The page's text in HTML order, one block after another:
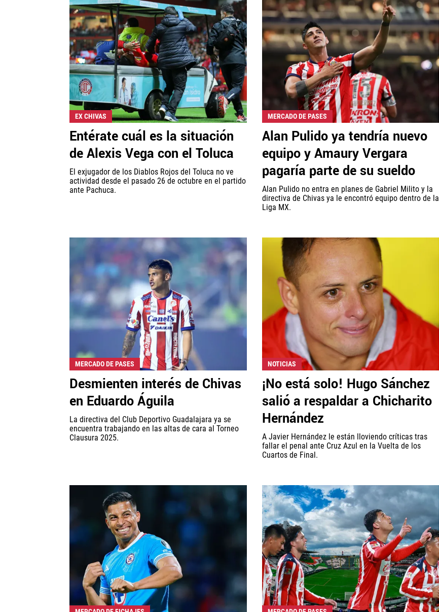
EX CHIVAS
Entérate cuál es la situación
de Alexis Vega con el Toluca
El exjugador de los Diablos Rojos del Toluca no ve
actividad desde el pasado 26 de octubre en el partido
ante Pachuca.
MERCADO DE PASES
Alan Pulido ya tendría nuevo
equipo y Amaury Vergara
pagaría parte de su sueldo
Alan Pulido no entra en planes de Gabriel Milito y la
directiva de Chivas ya le encontró equipo dentro de la
Liga MX.
MERCADO DE PASES
Desmienten interés de Chivas
en Eduardo Águila
La directiva del Club Deportivo Guadalajara ya se
encuentra trabajando en las altas de cara al Torneo
Clausura 2025.
NOTICIAS
¡No está solo! Hugo Sánchez
salió a respaldar a Chicharito
Hernández
A Javier Hernández le están lloviendo críticas tras
fallar el penal ante Cruz Azul en la Vuelta de los
Cuartos de Final.